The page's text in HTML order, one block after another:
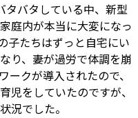
バタしている中、新型
庭内が本当に大変になっ
子たちはずっと自宅にい
り、妻が過労で体調を崩
ークが導入されたので、
児をしていたのですが、
況でした。